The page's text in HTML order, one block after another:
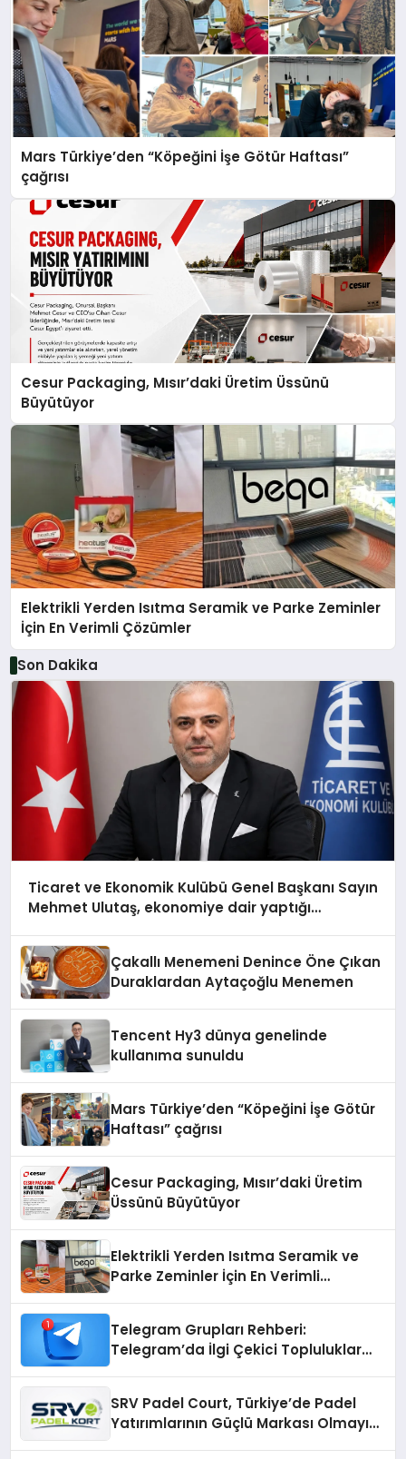
Mars Türkiye’den “Köpeğini İşe Götür Haftası”
çağrısı
Cesur Packaging, Mısır’daki Üretim Üssünü
Büyütüyor
Elektrikli Yerden Isıtma Seramik ve Parke Zeminler
İçin En Verimli Çözümler
Son Dakika
Ticaret ve Ekonomik Kulübü Genel Başkanı Sayın
Mehmet Ulutaş, ekonomiye dair yaptığı
Çakallı Menemeni Denince Öne Çıkan
Duraklardan Aytaçoğlu Menemen
Tencent Hy3 dünya genelinde
kullanıma sunuldu
Mars Türkiye’den “Köpeğini İşe Götür
Haftası” çağrısı
Cesur Packaging, Mısır’daki Üretim
Üssünü Büyütüyor
Elektrikli Yerden Isıtma Seramik ve
Parke Zeminler İçin En Verimli
Telegram Grupları Rehberi:
Telegram’da İlgi Çekici Topluluklar
SRV Padel Court, Türkiye’de Padel
Yatırımlarının Güçlü Markası Olmayı